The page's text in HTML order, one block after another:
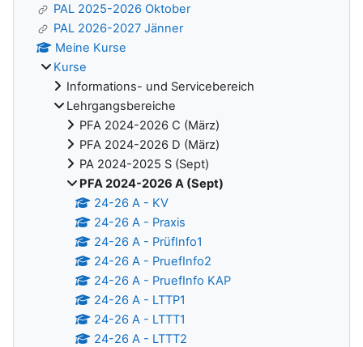
PAL 2025-2026 Oktober
PAL 2026-2027 Jänner
Meine Kurse
Kurse
Informations- und Servicebereich
Lehrgangsbereiche
PFA 2024-2026 C (März)
PFA 2024-2026 D (März)
PA 2024-2025 S (Sept)
PFA 2024-2026 A (Sept)
24-26 A - KV
24-26 A - Praxis
24-26 A - PrüfInfo1
24-26 A - PruefInfo2
24-26 A - PruefInfo KAP
24-26 A - LTTP1
24-26 A - LTTT1
24-26 A - LTTT2